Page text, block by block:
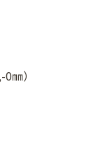
㎜）